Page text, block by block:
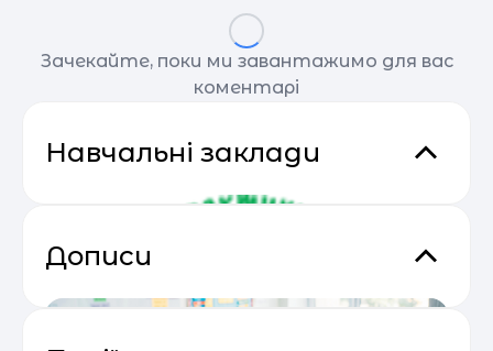
Зачекайте, поки ми завантажимо для вас
коментарі
Навчальні заклади
Дописи